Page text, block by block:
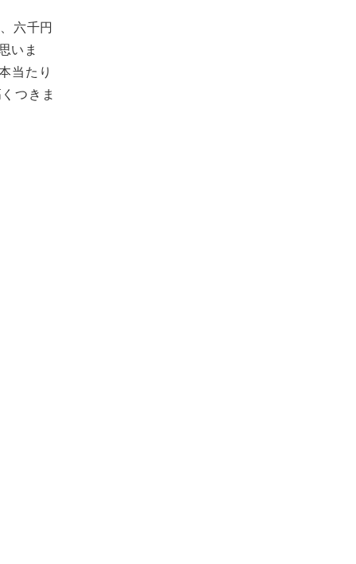
六千円
いま
当たり
つきま